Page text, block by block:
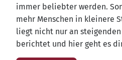
immer belieb­ter wer­den.
mehr Men­schen in klei­ne­re
liegt nicht nur an
berich­tet und hier geht es